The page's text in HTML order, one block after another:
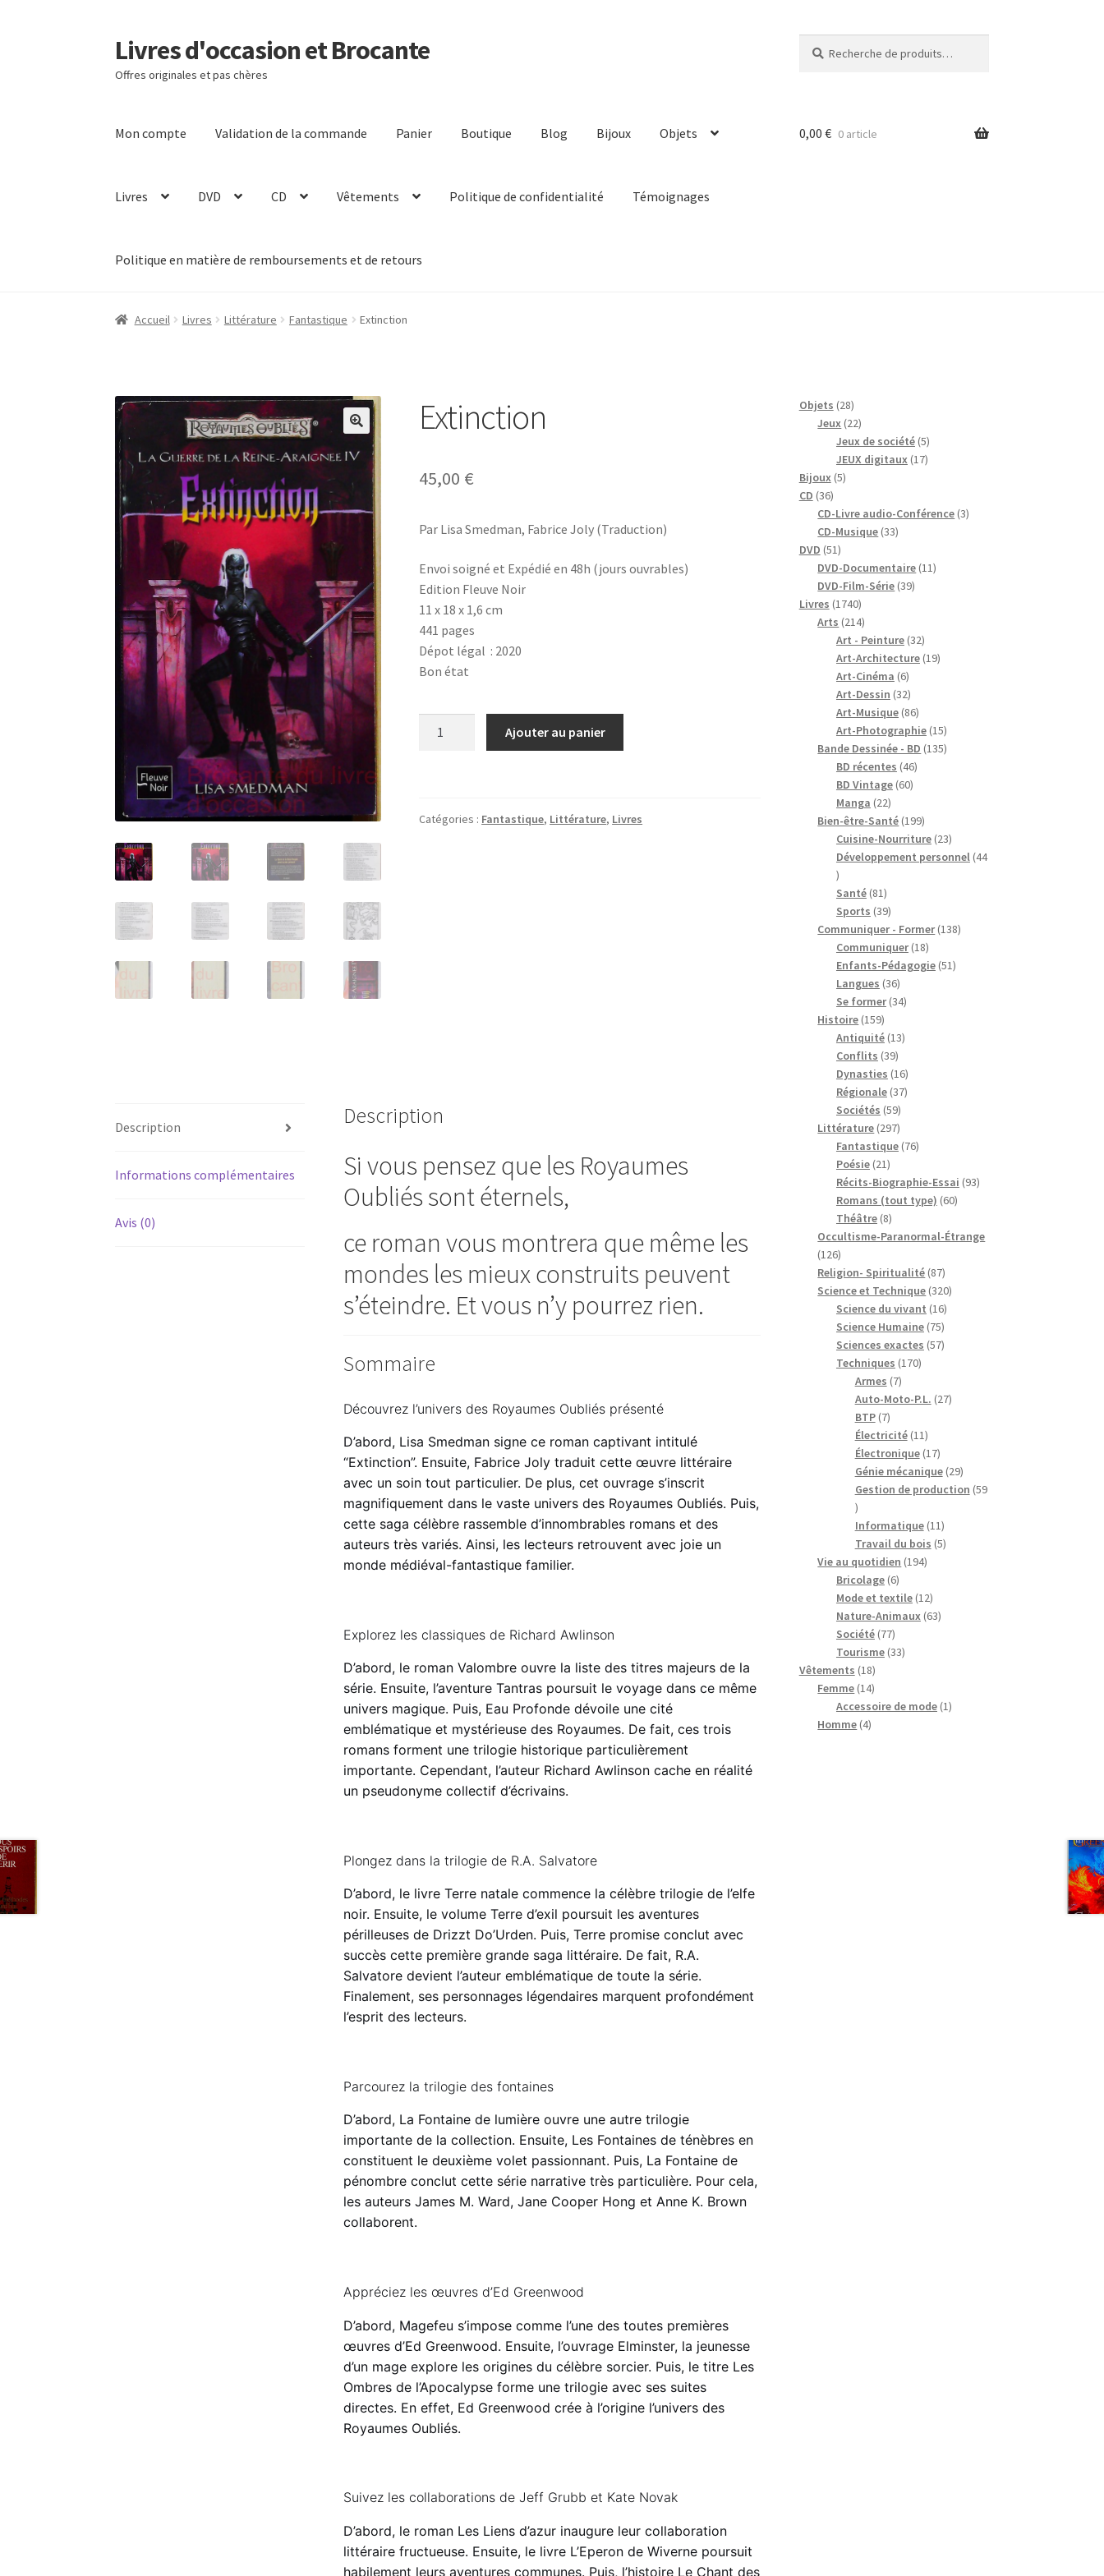
Aller
à
la
Aller
au
contenu
Livres d'occasion et Brocante
Offres originales et pas chères
pour :
Mon compte Validation de la commande Panier Boutique Blog Bijoux Objets
Livres DVD CD Vêtements Politique de confidentialité Témoignages
Politique en matière de remboursements et de retours
0,00 € 0 article
Accueil Livres Littérature Fantastique Extinction
Extinction
45,00 €
Par Lisa Smedman, Fabrice Joly (Traduction)
Envoi soigné et Expédié en 48h (jours ouvrables)
Edition Fleuve Noir
11 x 18 x 1,6 cm
441 pages
Dépot légal : 2020
Bon état
Ajouter au panier
Catégories : Fantastique, Littérature, Livres
Description
Informations complémentaires
Avis (0)
Description
Si vous pensez que les Royaumes
Oubliés sont éternels,
ce roman vous montrera que même les
mondes les mieux construits peuvent
s’éteindre. Et vous n’y pourrez rien.
Sommaire
Découvrez l’univers des Royaumes Oubliés présenté
D’abord, Lisa Smedman signe ce roman captivant intitulé
“Extinction”. Ensuite, Fabrice Joly traduit cette œuvre littéraire
avec un soin tout particulier. De plus, cet ouvrage s’inscrit
magnifiquement dans le vaste univers des Royaumes Oubliés. Puis,
cette saga célèbre rassemble d’innombrables romans et des
auteurs très variés. Ainsi, les lecteurs retrouvent avec joie un
monde médiéval-fantastique familier.
Explorez les classiques de Richard Awlinson
D’abord, le roman Valombre ouvre la liste des titres majeurs de la
série. Ensuite, l’aventure Tantras poursuit le voyage dans ce même
univers magique. Puis, Eau Profonde dévoile une cité
emblématique et mystérieuse des Royaumes. De fait, ces trois
romans forment une trilogie historique particulièrement
importante. Cependant, l’auteur Richard Awlinson cache en réalité
un pseudonyme collectif d’écrivains.
Plongez dans la trilogie de R.A. Salvatore
D’abord, le livre Terre natale commence la célèbre trilogie de l’elfe
noir. Ensuite, le volume Terre d’exil poursuit les aventures
périlleuses de Drizzt Do’Urden. Puis, Terre promise conclut avec
succès cette première grande saga littéraire. De fait, R.A.
Salvatore devient l’auteur emblématique de toute la série.
Finalement, ses personnages légendaires marquent profondément
l’esprit des lecteurs.
Parcourez la trilogie des fontaines
D’abord, La Fontaine de lumière ouvre une autre trilogie
importante de la collection. Ensuite, Les Fontaines de ténèbres en
constituent le deuxième volet passionnant. Puis, La Fontaine de
pénombre conclut cette série narrative très particulière. Pour cela,
les auteurs James M. Ward, Jane Cooper Hong et Anne K. Brown
collaborent.
Appréciez les œuvres d’Ed Greenwood
D’abord, Magefeu s’impose comme l’une des toutes premières
œuvres d’Ed Greenwood. Ensuite, l’ouvrage Elminster, la jeunesse
d’un mage explore les origines du célèbre sorcier. Puis, le titre Les
Ombres de l’Apocalypse forme une trilogie avec ses suites
directes. En effet, Ed Greenwood crée à l’origine l’univers des
Royaumes Oubliés.
Suivez les collaborations de Jeff Grubb et Kate Novak
D’abord, le roman Les Liens d’azur inaugure leur collaboration
littéraire fructueuse. Ensuite, le livre L’Eperon de Wiverne poursuit
habilement leurs aventures communes. Puis, l’histoire Le Chant des
Objets 2828
produits
Jeux 2222
produits
Jeux de société 55
produits
JEUX digitaux 1717
Bijoux 55
CD 3636
produits
CD-Livre audio-Conférence 33
CD-Musique 3333
DVD 5151
produits
DVD-Documentaire 1111
DVD-Film-Série 3939
Livres 17401740
produits
Arts 214214
produits
Art - Peinture 3232
produits
Art-Architecture 1919
Art-Cinéma 66
produits
Art-Dessin 3232
produits
Art-Musique 8686
produits
Art-Photographie 1515
produits
Bande Dessinée - BD 135135
BD récentes 4646
BD Vintage 6060
Manga 2222
produits
Bien-être-Santé 199199
produits
Cuisine-Nourriture 2323
produits
Développement personnel 44
44
produits
Santé 8181
produits
Sports 3939
produits
Communiquer - Former 138138
Communiquer 1818
produits
Enfants-Pédagogie 5151
Langues 3636
produits
Se former 3434
Histoire 159159
produits
Antiquité 1313
Conflits 3939
produits
Dynasties 1616
produits
Régionale 3737
Sociétés 5959
produits
Littérature 297297
produits
Fantastique 7676
Poésie 2121
produits
Récits-Biographie-Essai 9393
Romans (tout type) 6060
Théâtre 88
produits
Occultisme-Paranormal-Étrange
126126
produits
Religion- Spiritualité 8787
produits
Science et Technique 320320
Science du vivant 1616
produits
Science Humaine 7575
produits
Sciences exactes 5757
Techniques 170170
Armes 77
produits
Auto-Moto-P.L. 2727
BTP 77
produits
Électricité 1111
produits
Électronique 1717
produits
Génie mécanique 2929
produits
Gestion de production 59
59
produits
Informatique 1111
produits
Travail du bois 55
Vie au quotidien 194194
Bricolage 66
produits
Mode et textile 1212
produits
Nature-Animaux 6363
Société 7777
produits
Tourisme 3333
Vêtements 1818
produits
Femme 1414
produits
Accessoire de mode 11
Homme 44